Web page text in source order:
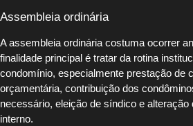
Assembleia ordinária
A assembleia ordinária costuma ocorrer
finalidade principal é tratar da rotina
condomínio, especialmente prestação de
orçamentária, contribuição dos
necessário, eleição de síndico e alteração
interno.